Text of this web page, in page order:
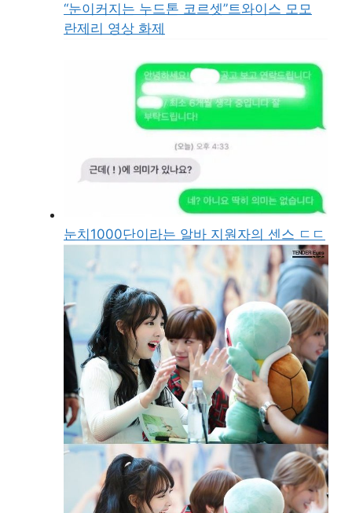
“눈이커지는 누드톤 코르셋”트와이스 모모
란제리 영상 화제
눈치1000단이라는 알바 지원자의 센스 ㄷㄷ